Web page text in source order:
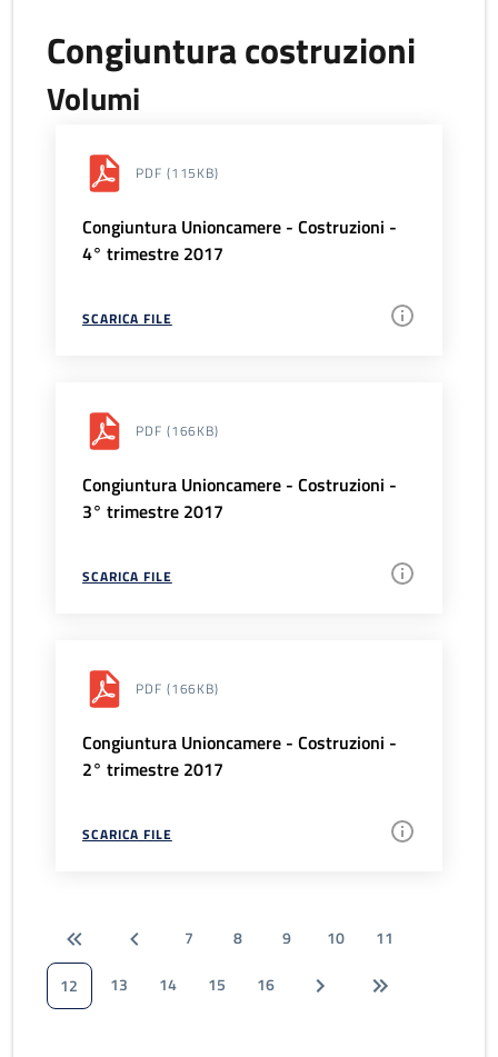
Congiuntura costruzioni
Volumi
PDF (115KB)
Congiuntura Unioncamere - Costruzioni -
4° trimestre 2017
SCARICA FILE
PDF (166KB)
Congiuntura Unioncamere - Costruzioni -
3° trimestre 2017
SCARICA FILE
PDF (166KB)
Congiuntura Unioncamere - Costruzioni -
2° trimestre 2017
SCARICA FILE
7 8 9 10
11
12
13 14 15 16